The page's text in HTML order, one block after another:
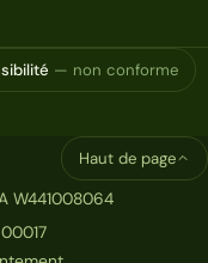
— non conforme
W441008064
Haut de page